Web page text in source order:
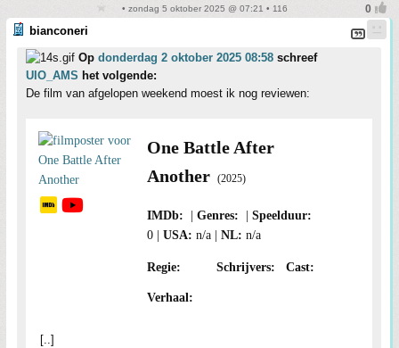
• zondag 5 oktober 2025 @ 07:21 • 116
bianconeri
Op donderdag 2 oktober 2025 08:58 schreef
UIO_AMS het volgende:
De film van afgelopen weekend moest ik nog reviewen:
One Battle After
Another (2025)
0 n/a n/a
[..]